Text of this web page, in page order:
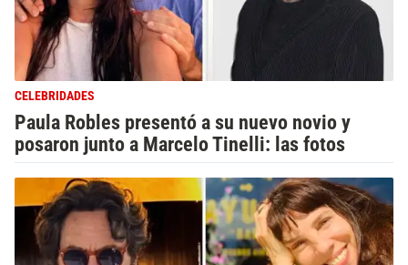
CELEBRIDADES
Paula Robles presentó a su nuevo novio y
posaron junto a Marcelo Tinelli: las fotos